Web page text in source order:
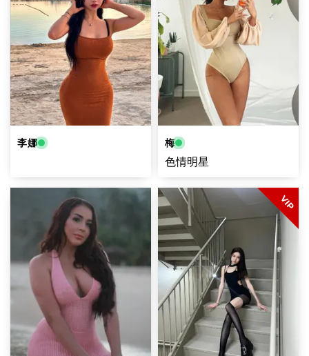
李娜 梅
色情明星
VIP